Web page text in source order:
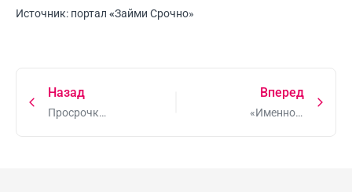
Источник: портал «Займи Срочно»
Назад
Просрочка,
Вперед
«Именно в